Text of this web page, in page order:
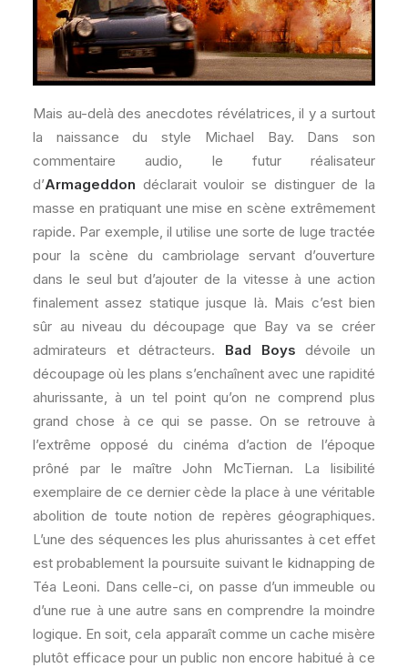
Mais au-delà des anecdotes révélatrices, il y a surtout
la naissance du style Michael Bay. Dans son
commentaire audio, le futur réalisateur
d’Armageddon déclarait vouloir se distinguer de la
masse en pratiquant une mise en scène extrêmement
rapide. Par exemple, il utilise une sorte de luge tractée
pour la scène du cambriolage servant d’ouverture
dans le seul but d’ajouter de la vitesse à une action
finalement assez statique jusque là. Mais c’est bien
sûr au niveau du découpage que Bay va se créer
admirateurs et détracteurs. Bad Boys dévoile un
découpage où les plans s’enchaînent avec une rapidité
ahurissante, à un tel point qu’on ne comprend plus
grand chose à ce qui se passe. On se retrouve à
l’extrême opposé du cinéma d’action de l’époque
prôné par le maître John McTiernan. La lisibilité
exemplaire de ce dernier cède la place à une véritable
abolition de toute notion de repères géographiques.
L’une des séquences les plus ahurissantes à cet effet
est probablement la poursuite suivant le kidnapping de
Téa Leoni. Dans celle-ci, on passe d’un immeuble ou
d’une rue à une autre sans en comprendre la moindre
logique. En soit, cela apparaît comme un cache misère
plutôt efficace pour un public non encore habitué à ce